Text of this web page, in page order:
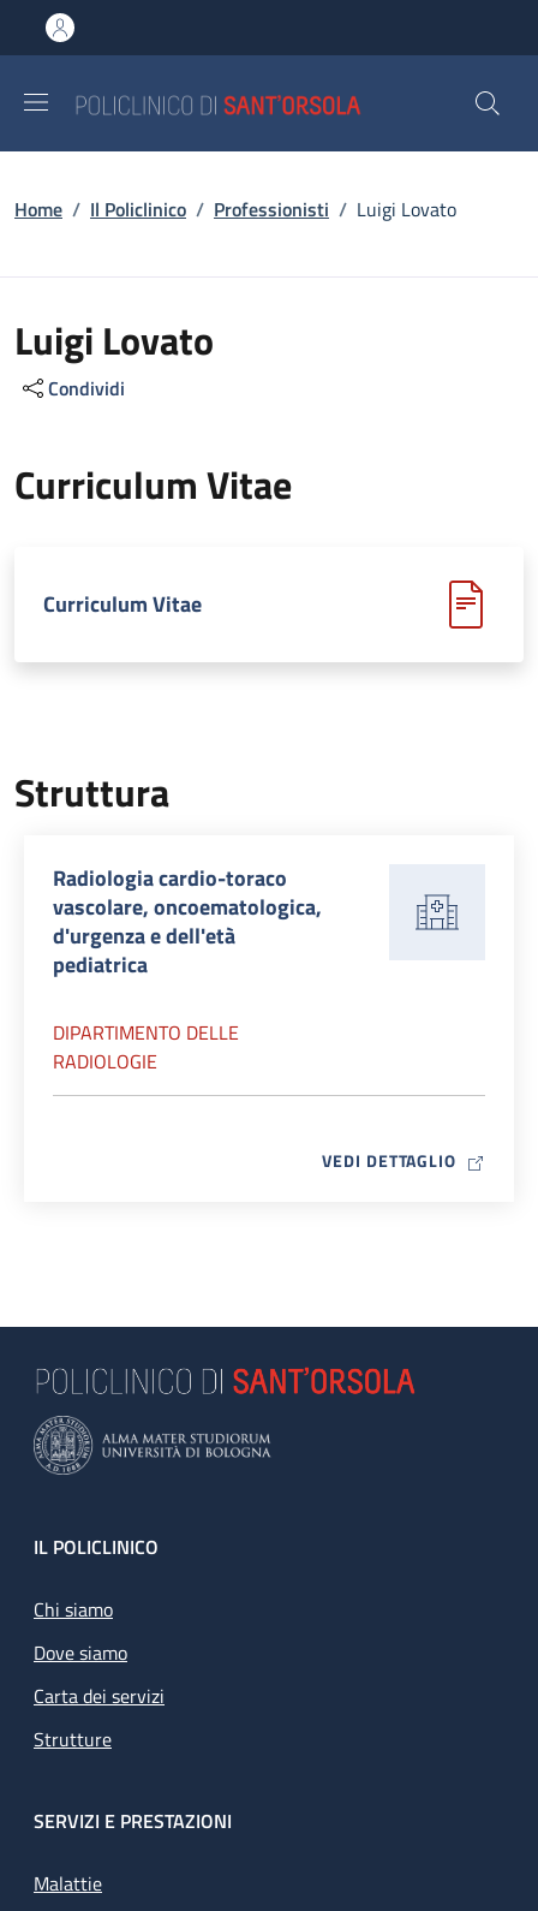
al contenuto principale
to footer content
Briciole di pane
Home / Il Policlinico / Professionisti / Luigi Lovato
Luigi Lovato
Condividi
Curriculum Vitae
Curriculum Vitae
Struttura
Radiologia cardio-toraco
vascolare, oncoematologica,
d'urgenza e dell'età
pediatrica
DIPARTIMENTO DELLE
RADIOLOGIE
VEDI DETTAGLIO MAP ICON
Footer
IL POLICLINICO
Chi siamo
Dove siamo
Carta dei servizi
Strutture
SERVIZI E PRESTAZIONI
Malattie